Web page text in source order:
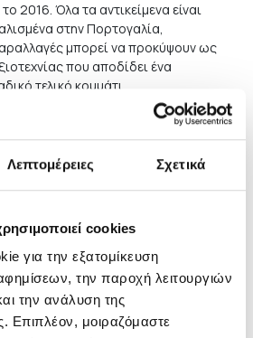
Λεπτομέρειες Σχετικά
cookies
για την εξατομίκευση
την παροχή λειτουργιών
την ανάλυση της
Επιπλέον, μοιραζόμαστε
2016. Όλα τα αντικείμενα είναι
στην Πορτογαλία,
μπορεί να προκύψουν ως
που αποδίδει ένα
τελικό κομμάτι.
Επιστροφές
μεγαλύτερης των 60 ΕΥΡΩ η
είναι ΔΩΡΕΑΝ, εκτός από
επίπλων, καθώς και κάποιων